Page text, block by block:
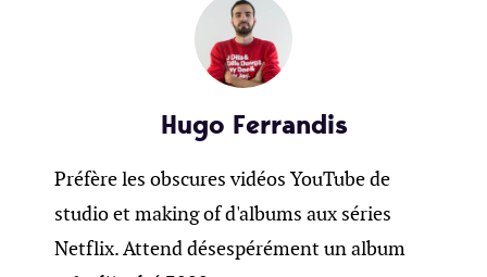
Hugo Ferrandis
Préfère les obscures vidéos YouTube de
studio et making of d'albums aux séries
Netflix. Attend désespérément un album